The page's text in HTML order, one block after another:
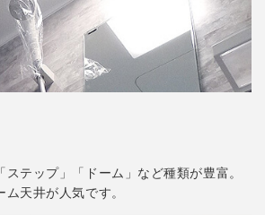
テップ」「ドーム」など種類が豊富。
天井が人気です。